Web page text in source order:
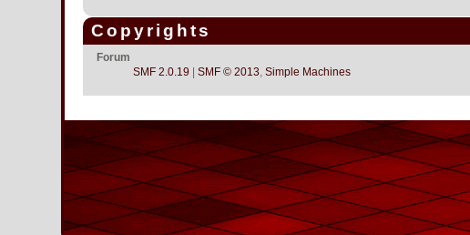
Copyrights
Forum
SMF 2.0.19 |SMF © 2013,Simple Machines